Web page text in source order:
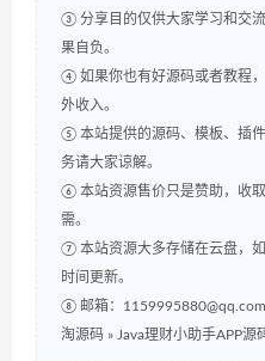
③ 分享目的仅供大家学习和交
果自负。
④ 如果你也有好源码或者教程
外收入。
⑤ 本站提供的源码、模板、插
务请大家谅解。
⑥ 本站资源售价只是赞助，收
需。
⑦ 本站资源大多存储在云盘，
时间更新。
⑧ 邮箱：1159995880@qq.com
淘源码 » Java理财小助手APP源